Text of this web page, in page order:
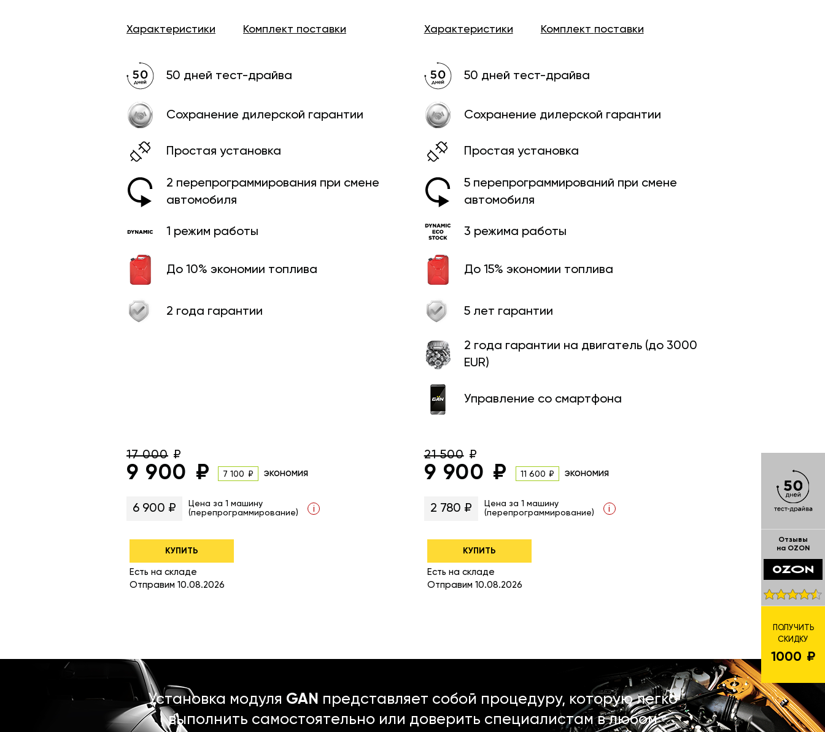
Характеристики Комплект поставки
50 дней тест-драйва
Сохранение дилерской гарантии
Простая установка
5 перепрограмми­рований при смене
автомобиля
3 режима работы
До 15% экономии топлива
5 лет гарантии
2 года гарантии на двигатель (до 3000
EUR)
Управление со смартфона
21 500
9 900 11 600 экономия
2 780 ₽
Цена за 1 машину
(перепрограммирование)
i
КУПИТЬ
Есть на складе
Отправим 10.08.2026
Характеристики Комплект поставки
50 дней тест-драйва
Сохранение дилерской гарантии
Простая установка
2 перепрограмми­рования при смене
автомобиля
1 режим работы
До 10% экономии топлива
2 года гарантии
17 000
9 900 7 100 экономия
6 900 ₽
Цена за 1 машину
(перепрограммирование)
i
КУПИТЬ
Есть на складе
Отправим 10.08.2026
Установка модуля GAN представляет собой процедуру, которую легко
выполнить самостоятельно или доверить специалистам в любом
Отзывы
на OZON
ПОЛУЧИТЬ
СКИДКУ
1000